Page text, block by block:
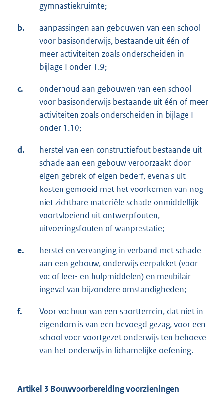
gymnastiekruimte;
b.
aanpassingen aan gebouwen van een school
voor basisonderwijs, bestaande uit één of
meer activiteiten zoals onderscheiden in
bijlage I onder 1.9;
c.
onderhoud aan gebouwen van een school
voor basisonderwijs bestaande uit één of meer
activiteiten zoals onderscheiden in bijlage I
onder 1.10;
d.
herstel van een constructiefout bestaande uit
schade aan een gebouw veroorzaakt door
eigen gebrek of eigen bederf, evenals uit
kosten gemoeid met het voorkomen van nog
niet zichtbare materiële schade onmiddellijk
voortvloeiend uit ontwerpfouten,
uitvoeringsfouten of wanprestatie;
e.
herstel en vervanging in verband met schade
aan een gebouw, onderwijsleerpakket (voor
vo: of leer- en hulpmiddelen) en meubilair
ingeval van bijzondere omstandigheden;
f.
Voor vo: huur van een sportterrein, dat niet in
eigendom is van een bevoegd gezag, voor een
school voor voortgezet onderwijs ten behoeve
van het onderwijs in lichamelijke oefening.
Artikel 3 Bouwvoorbereiding voorzieningen